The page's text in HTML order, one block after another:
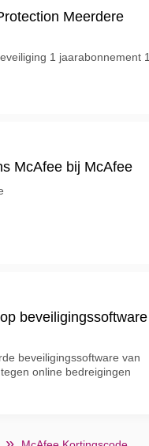
Meerdere
1 jaarabonnement 1
McAfee bij McAfee
beveiligingssoftware
beveiligingssoftware van
online bedreigingen